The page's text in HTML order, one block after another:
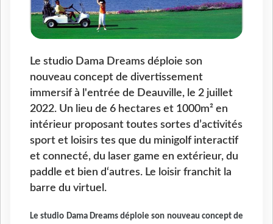
Le studio Dama Dreams déploie son
nouveau concept de divertissement
immersif à l'entrée de Deauville, le 2 juillet
2022. Un lieu de 6 hectares et 1000m² en
intérieur proposant toutes sortes d’activités
sport et loisirs tes que du minigolf interactif
et connecté, du laser game en extérieur, du
paddle et bien d‘autres. Le loisir franchit la
barre du virtuel.
Le studio Dama Dreams déploie son nouveau concept de